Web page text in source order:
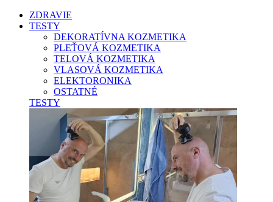
ZDRAVIE
TESTY
DEKORATÍVNA KOZMETIKA
PLEŤOVÁ KOZMETIKA
TELOVÁ KOZMETIKA
VLASOVÁ KOZMETIKA
ELEKTORONIKA
OSTATNÉ
TESTY